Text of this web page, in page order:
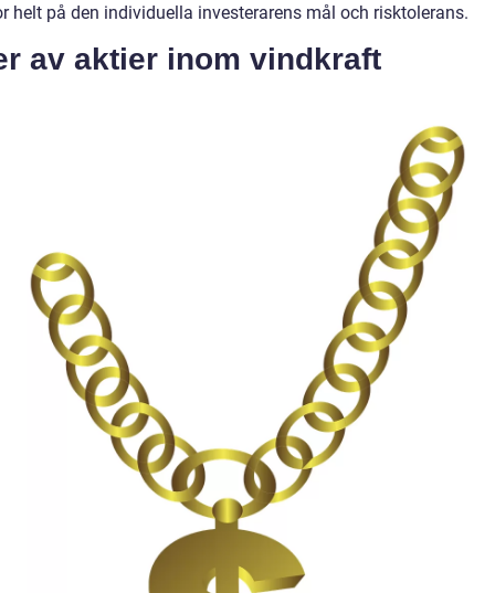
helt på den individuella investerarens mål och risktolerans.
av aktier inom vindkraft